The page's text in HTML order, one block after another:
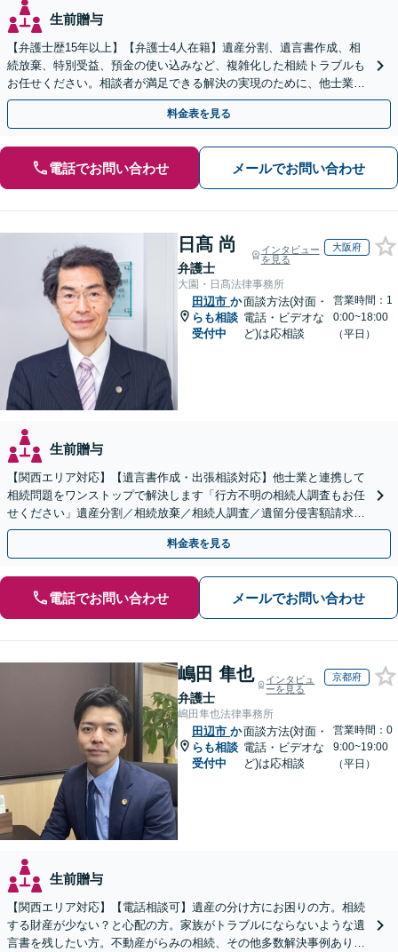
生前贈与
【弁護士歴15年以上】【弁護士4人在籍】遺産分割、遺言書作成、相
続放棄、特別受益、預金の使い込みなど、複雑化した相続トラブルも
お任せください。相談者が満足できる解決の実現のために、他士業と
連携し最善を尽くします【完全個室】
料金表を見る
電話でお問い合わせ メールでお問い合わせ
日髙 尚
弁護士
インタビュー
を見る
大阪府
大園・日髙法律事務所
田辺市 か
らも相談
受付中
面談方法(対面・
電話・ビデオな
ど)は応相談
営業時間：1
0:00~18:00
（平日）
生前贈与
【関西エリア対応】【遺言書作成・出張相談対応】他士業と連携して
相続問題をワンストップで解決します「行方不明の相続人調査もお任
せください」遺産分割／相続放棄／相続人調査／遺留分侵害額請求／
登記など【休日・夜間面談可】【分割払い対応】
料金表を見る
電話でお問い合わせ メールでお問い合わせ
嶋田 隼也
弁護士
インタビュ
ーを見る
京都府
嶋田隼也法律事務所
田辺市 か
らも相談
受付中
面談方法(対面・
電話・ビデオな
ど)は応相談
営業時間：0
9:00~19:00
（平日）
生前贈与
【関西エリア対応】【電話相談可】遺産の分け方にお困りの方。相続
する財産が少ない？と心配の方。家族がトラブルにならないような遺
言書を残したい方。不動産がらみの相続、その他多数解決事例あり。